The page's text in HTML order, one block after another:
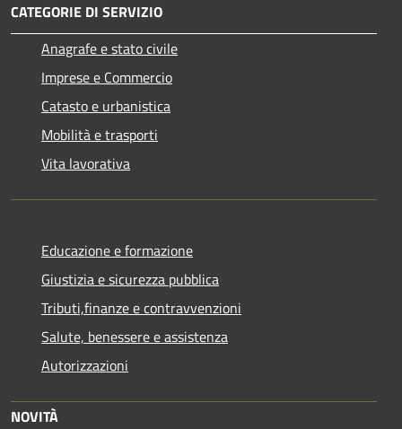
CATEGORIE DI SERVIZIO
Anagrafe e stato civile
Imprese e Commercio
Catasto e urbanistica
Mobilità e trasporti
Vita lavorativa
Educazione e formazione
Giustizia e sicurezza pubblica
Tributi,finanze e contravvenzioni
Salute, benessere e assistenza
Autorizzazioni
NOVITÀ